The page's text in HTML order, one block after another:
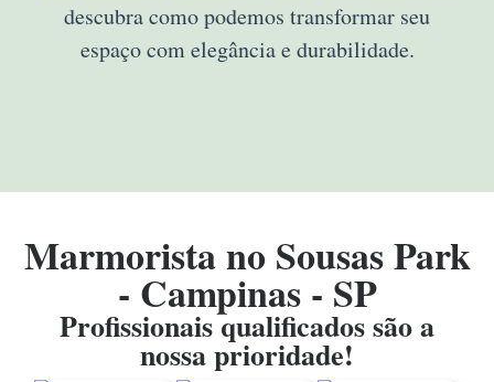
descubra como podemos transformar seu
espaço com elegância e durabilidade.
Marmorista no Sousas Park
- Campinas - SP
Profissionais qualificados são a
nossa prioridade!